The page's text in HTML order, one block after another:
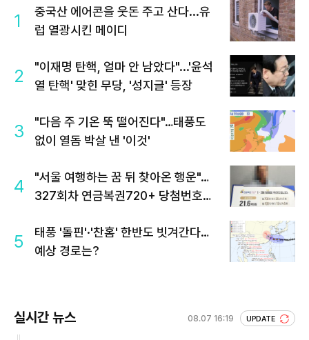
1
중국산 에어콘을 웃돈 주고 산다...유
럽 열광시킨 메이디
2
"이재명 탄핵, 얼마 안 남았다"...'윤석
열 탄핵' 맞힌 무당, '성지글' 등장
3
"다음 주 기온 뚝 떨어진다"…태풍도
없이 열돔 박살 낸 '이것'
4
"서울 여행하는 꿈 뒤 찾아온 행운"…
327회차 연금복권720+ 당첨번호조
5
태풍 '돌핀'·'찬홈' 한반도 빗겨간다…
예상 경로는?
실시간 뉴스 08.07 16:19 UPDATE